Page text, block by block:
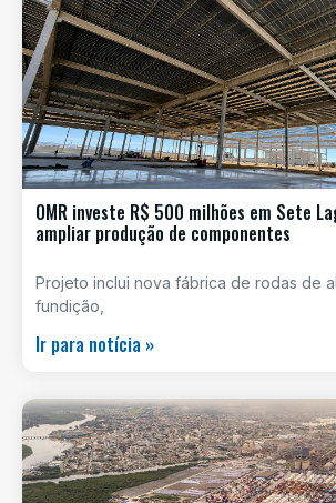
OMR investe R$ 500 milhões em Sete
ampliar produção de componentes
Projeto inclui nova fábrica de rodas de
fundição,
Ir para notícia »